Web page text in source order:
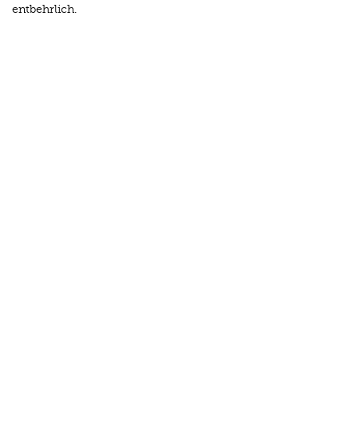
entbehrlich.